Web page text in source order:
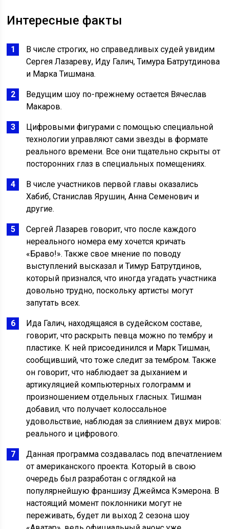
Интересные факты
В числе строгих, но справедливых судей увидим
Сергея Лазареву, Иду Галич, Тимура Батрутдинова
и Марка Тишмана.
Ведущим шоу по-прежнему остается Вячеслав
Макаров.
Цифровыми фигурами с помощью специальной
технологии управляют сами звезды в формате
реального времени. Все они тщательно скрыты от
посторонних глаз в специальных помещениях.
В числе участников первой главы оказались
Хабиб, Станислав Ярушин, Анна Семенович и
другие.
Сергей Лазарев говорит, что после каждого
нереального номера ему хочется кричать
«Браво!». Также свое мнение по поводу
выступлений высказал и Тимур Батрутдинов,
который признался, что иногда угадать участника
довольно трудно, поскольку артисты могут
запутать всех.
Ида Галич, находящаяся в судейском составе,
говорит, что раскрыть певца можно по тембру и
пластике. К ней присоединился и Марк Тишман,
сообщивший, что тоже следит за тембром. Также
он говорит, что наблюдает за дыханием и
артикуляцией компьютерных голограмм и
произношением отдельных гласных. Тишман
добавил, что получает колоссальное
удовольствие, наблюдая за слиянием двух миров:
реального и цифрового.
Данная программа создавалась под впечатлением
от американского проекта. Который в свою
очередь был разработан с оглядкой на
популярнейшую франшизу Джеймса Кэмерона. В
настоящий момент поклонники могут не
переживать, будет ли выход 2 сезона шоу